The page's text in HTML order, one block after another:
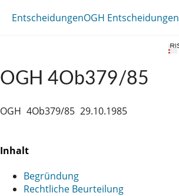
EntscheidungenOGH Entscheidungen
OGH 4Ob379/85
OGH 4Ob379/85 29.10.1985
Inhalt
Begründung
Rechtliche Beurteilung